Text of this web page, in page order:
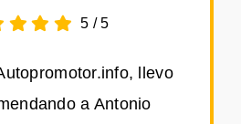
5 /5
llevo
a Antonio